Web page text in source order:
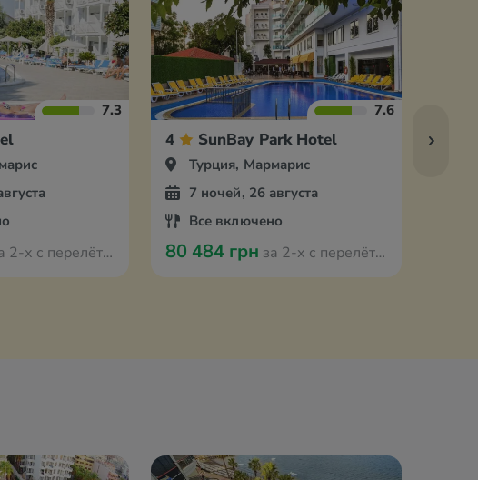
7.3
х с перелётом из Амстердама
7.6
4 SunBay Park Hotel
Турция, Мармарис
7 ночей, 26 августа
Все включено
80 484 грн за 2-х с перелётом из Амстердама